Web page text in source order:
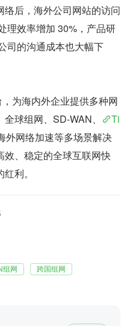
后，海外公司网站的访问
理效率增加 30%，产品研
司的沟通成本也大幅下
为海内外企业提供多种网
全球组网、SD-WAN、
Ti
外网络加速等多场景解决
效、稳定的全球互联网快
利。
组网 跨国组网